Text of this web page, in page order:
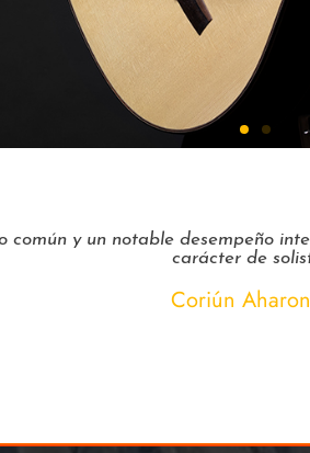
común y un notable desempeño
carácter de
Coriún